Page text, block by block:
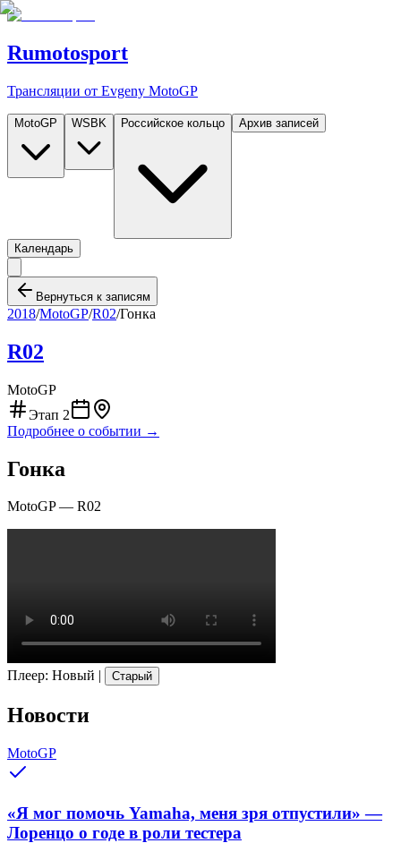
Rumotosport
Трансляции от Evgeny MotoGP
MotoGP WSBK Российское кольцо Архив записей
Календарь
Вернуться к записям
2018/MotoGP/R02/Гонка
R02
MotoGP
Этап 2
Подробнее о событии →
Гонка
MotoGP— R02
Плеер: Новый | Старый
Новости
MotoGP
«Я мог помочь Yamaha, меня зря отпустили» —
Лоренцо о годе в роли тестера